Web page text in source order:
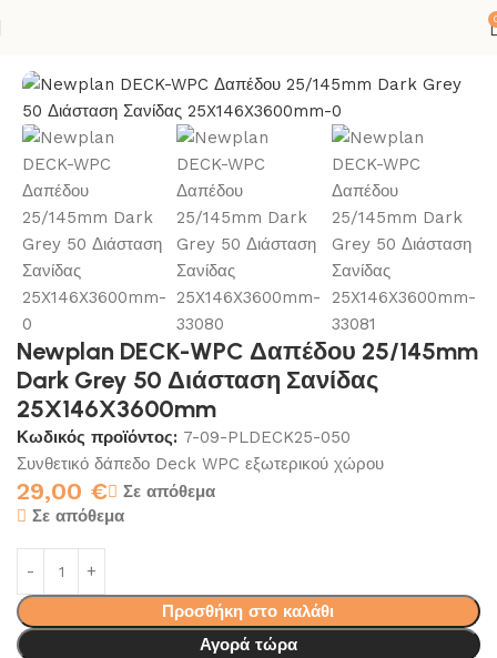
Newplan DECK-WPC Δαπέδου 25/145mm
Dark Grey 50 Διάσταση Σανίδας
25X146X3600mm
Κωδικός προϊόντος: 7-09-PLDECK25-050
Συνθετικό δάπεδο Deck WPC εξωτερικού χώρου
29,00 €
Σε απόθεμα
Σε απόθεμα
Προσθήκη στο καλάθι
Αγορά τώρα